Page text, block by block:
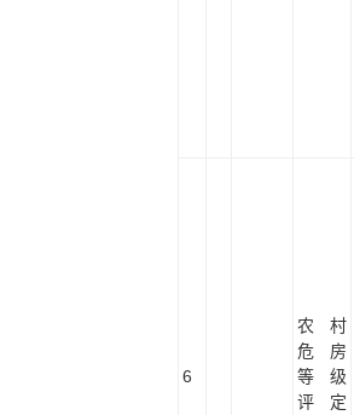
6
农村
危房
等级
评定